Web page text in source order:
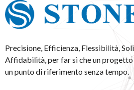
Precisione, Efficienza, Flessibilità,
Affidabilità, per far sì che un
un punto di riferimento senza tempo.